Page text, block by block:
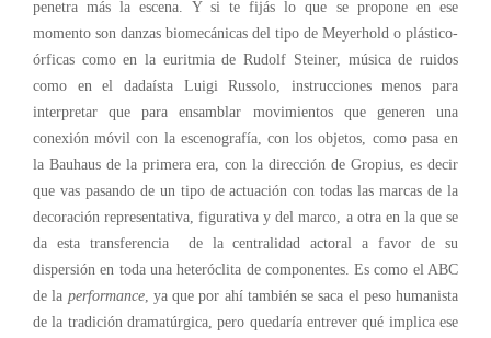
penetra más la escena. Y si te fijás lo que se propone en ese
momento son danzas biomecánicas del tipo de Meyerhold o plástico-
órficas como en la euritmia de Rudolf Steiner, música de ruidos
como en el dadaísta Luigi Russolo, instrucciones menos para
interpretar que para ensamblar movimientos que generen una
conexión móvil con la escenografía, con los objetos, como pasa en
la Bauhaus de la primera era, con la dirección de Gropius, es decir
que vas pasando de un tipo de actuación con todas las marcas de la
decoración representativa, figurativa y del marco, a otra en la que se
da esta transferencia de la centralidad actoral a favor de su
dispersión en toda una heteróclita de componentes. Es como el ABC
de la performance, ya que por ahí también se saca el peso humanista
de la tradición dramatúrgica, pero quedaría entrever qué implica ese